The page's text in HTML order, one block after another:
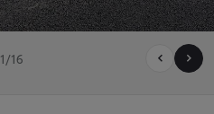
1/16